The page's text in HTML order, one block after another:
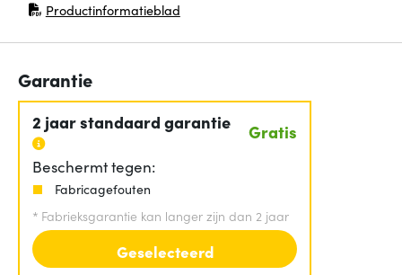
Productinformatieblad
(opent in nieuw venster)
Garantie
2 jaar standaard garantie Gratis
Beschermt tegen:
Fabricagefouten
* Fabrieksgarantie kan langer zijn dan 2 jaar
Geselecteerd